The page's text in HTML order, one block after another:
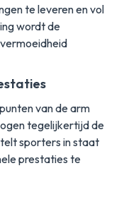
te leveren en vol
wordt de
van de arm
tegelijkertijd de
sporters in staat
prestaties te